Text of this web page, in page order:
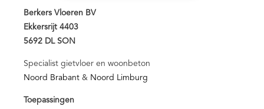
Berkers Vloeren BV
Ekkersrijt 4403
5692 DL SON
Specialist gietvloer en woonbeton
Noord Brabant & Noord Limburg
Toepassingen